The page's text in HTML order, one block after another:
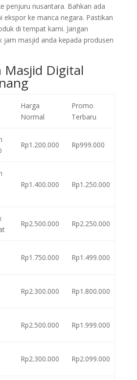
penjuru nusantara. Bahkan ada
ekspor ke manca negara. Pastikan
di tempat kami. Jangan
jam masjid anda kepada produsen
Masjid Digital
Harga
Normal
Promo
Terbaru
Rp1.200.000 Rp999.000
Rp1.400.000 Rp1.250.000
Rp2.500.000 Rp2.250.000
Rp1.750.000 Rp1.499.000
Rp2.300.000 Rp1.800.000
Rp2.500.000 Rp1.999.000
Rp2.300.000 Rp2.099.000